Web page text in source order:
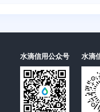
水滴信用公众号 水滴